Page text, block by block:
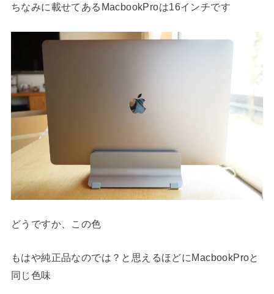
ちなみに載せてあるMacbookProは16インチです
どうですか、この色
もはや純正品なのでは？と思えるほどにMacbookProと
同じ色味